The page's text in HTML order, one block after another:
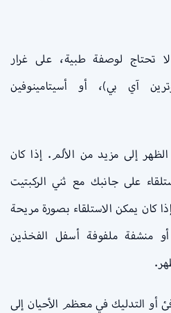
تحتاج لوصفة طبية، على غرار
آي بي)، أو أسيتامينوفين
الظهر إلى مزيد من الألم. إذا كان
على جانبك مع ثني الركبتيت
كان يمكن الاستلقاء بصورة مريحة
منشفة ملفوفة أسفل الفخذين
أو التدليك في معظم الأحيان إلى